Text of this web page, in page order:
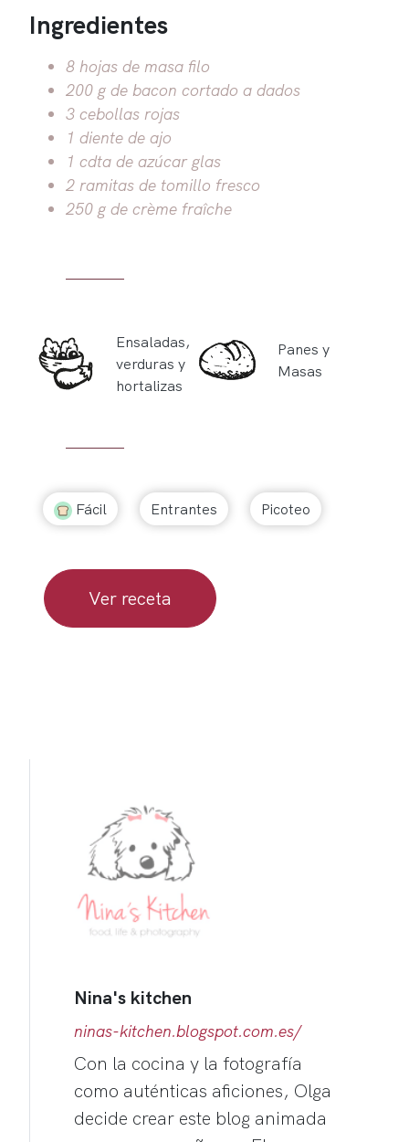
Ingredientes
8 hojas de masa filo
200 g de bacon cortado a dados
3 cebollas rojas
1 diente de ajo
1 cdta de azúcar glas
2 ramitas de tomillo fresco
250 g de crème fraîche
Ensaladas,
verduras y
hortalizas
Panes y
Masas
Fácil Entrantes Picoteo
Ver receta
Nina's kitchen
ninas-kitchen.blogspot.com.es/
Con la cocina y la fotografía
como auténticas aficiones, Olga
decide crear este blog animada